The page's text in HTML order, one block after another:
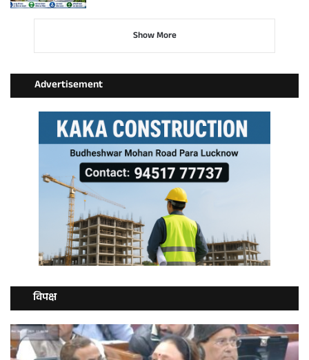
Show More
Advertisement
विपक्ष